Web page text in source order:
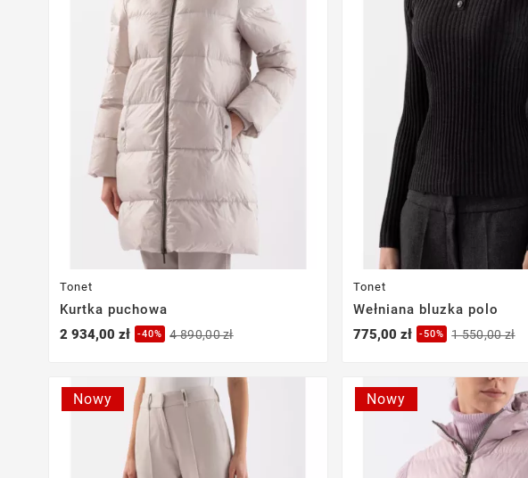
Tonet
Kurtka puchowa
2 934,00 zł
-40% 4 890,00 zł
Tonet
Wełniana bluzka polo
775,00 zł
-50% 1 550,00 zł
Nowy Nowy